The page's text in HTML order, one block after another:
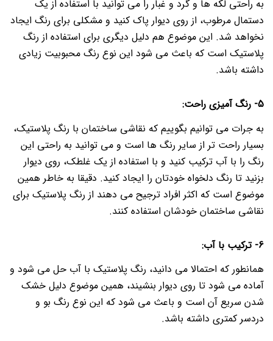
به راحتی لکه ها و گرد و غبار را می توانید با استفاده از یک
دستمال مرطوب، از روی دیوار پاک کنید و مشکلی برای رنگ ایجاد
نخواهد شد. این موضوع هم دلیل دیگری برای استفاده از رنگ
پلاستیک است که باعث می شود این نوع رنگ محبوبیت زیادی
داشته باشد.
5- رنگ آمیزی راحت:
به جرات می توانیم بگوییم که نقاشی ساختمان با رنگ پلاستیک،
بسیار راحت تر از سایر رنگ ها است و می توانید به راحتی این
رنگ را با آب ترکیب کنید و با استفاده از یک غلطک، روی دیوار
بزنید تا رنگ دلخواه خودتان را ایجاد کنید. دقیقا به خاطر همین
موضوع است که اکثر افراد ترجیح می دهند از رنگ پلاستیک برای
نقاشی ساختمان خودشان استفاده کنند.
6- ترکیب با آب:
همانطور که احتمالا می دانید، رنگ پلاستیک با آب حل می شود و
آماده می شود تا روی دیوار بنشیند، همین موضوع دلیل خشک
شدن سریع آن است و باعث می شود که این نوع رنگ بو و
دردسر کمتری داشته باشد.